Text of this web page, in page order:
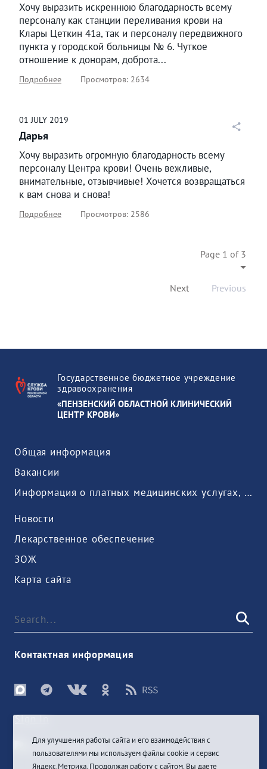
Хочу выразить искреннюю благодарность всему
персоналу как станции переливания крови на
Клары Цеткин 41а, так и персоналу передвижного
пункта у городской больницы № 6. Чуткое
отношение к донорам, доброта...
Подробнее Просмотров: 2634
01 JULY 2019
Дарья
Хочу выразить огромную благодарность всему
персоналу Центра крови! Очень вежливые,
внимательные, отзывчивые! Хочется возвращаться
к вам снова и снова!
Подробнее Просмотров: 2586
Page 1 of 3
Previous
Next
Государственное бюджетное учреждение
здравоохранения
«ПЕНЗЕНСКИЙ ОБЛАСТНОЙ КЛИНИЧЕСКИЙ
ЦЕНТР КРОВИ»
Общая информация
Вакансии
Информация о платных медицинских услугах, предоставляемых медицинской организацией
Новости
Лекарственное обеспечение
ЗОЖ
Карта сайта
Контактная информация
Sign In
Для улучшения работы сайта и его взаимодействия с
пользователями мы используем файлы cookie и сервис
Яндекс.Метрика. Продолжая работу с сайтом, Вы даете